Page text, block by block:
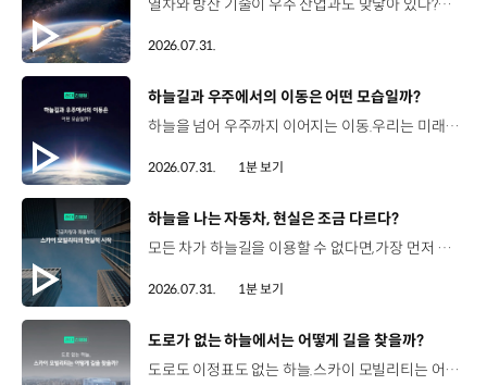
열차와 방산 기술이 우주 산업과도 맞닿아 있다?항공 우주 분야에도 발을 담고 있는 현대로템 현대진행형 팟캐스트 EP.20에서 확인하세요.📻 #현대자동차그룹 #현대진행형 #모빌리티팟캐스트 #현대로템 #하늘길 #스카이모빌리티 #우주 #우주항공 #자율주행 #모빌리티
2026.07.31.
[동영상]
하늘길과 우주에서의 이동은 어떤 모습일까?
하늘을 넘어 우주까지 이어지는 이동.우리는 미래 모빌리티를 어떤 모습으로 상상해볼 수 있을까요? 현대진행형 팟캐스트 EP.20에서 확인하세요.📻 #현대자동차그룹 #현대진행형 #모빌리티팟캐스트 #하늘길 #스카이모빌리티 #우주 #우주항공 #자율주행 #모빌리티
2026.07.31. 1분 보기
[동영상]
하늘을 나는 자동차, 현실은 조금 다르다?
모든 차가 하늘길을 이용할 수 없다면,가장 먼저 하늘을 달리게 될 모빌리티는 무엇일까요? 현대진행형 팟캐스트 EP.20에서 확인하세요.📻 #현대자동차그룹 #현대진행형 #모빌리티팟캐스트 #하늘길 #스카이모빌리티 #우주 #우주항공 #자율주행 #모빌리티
2026.07.31. 1분 보기
[동영상]
도로가 없는 하늘에서는 어떻게 길을 찾을까?
도로도 이정표도 없는 하늘.스카이 모빌리티는 어떻게 목적지까지 이동할 수 있을까요? 현대진행형 팟캐스트 EP.20에서 확인하세요.📻 #현대자동차그룹 #현대진행형 #모빌리티팟캐스트 #하늘길 #스카이모빌리티 #우주 #우주항공 #자율주행 #모빌리티